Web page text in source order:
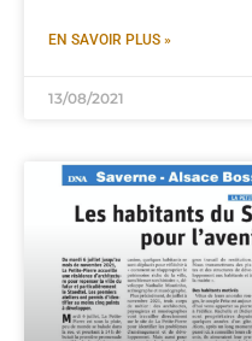
EN SAVOIR PLUS »
13/08/2021